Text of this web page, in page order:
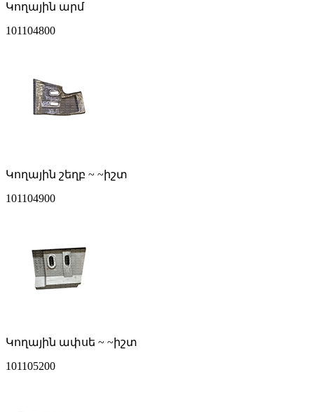
Կողային արմ
101104800
Կողային շեղբ ~ ~իշտ
101104900
Կողային ափսե ~ ~իշտ
101105200